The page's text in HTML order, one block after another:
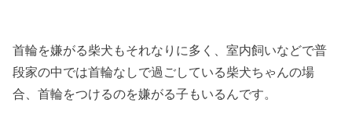
首輪を嫌がる柴犬もそれなりに多く、室内飼いなどで普
段家の中では首輪なしで過ごしている柴犬ちゃんの場
合、首輪をつけるのを嫌がる子もいるんです。